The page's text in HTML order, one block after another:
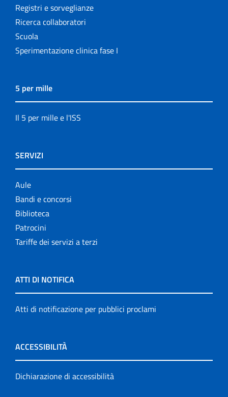
Registri e sorveglianze
Ricerca collaboratori
Scuola
Sperimentazione clinica fase I
5 per mille
Il 5 per mille e l'ISS
SERVIZI
Aule
Bandi e concorsi
Biblioteca
Patrocini
Tariffe dei servizi a terzi
ATTI DI NOTIFICA
Atti di notificazione per pubblici proclami
ACCESSIBILITÀ
Dichiarazione di accessibilità